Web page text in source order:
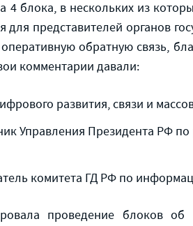
4 блока, в нескольких из
представителей органов
обратную связь,
комментарии давали:
развития, связи и
Управления Президента РФ
комитета ГД РФ по
проведение блоков